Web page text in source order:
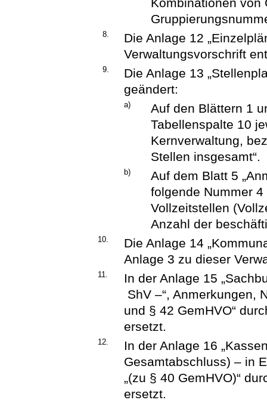
8.
Die Anlage 12
Verwaltungsvorschrift
9.
Die Anlage 13
geändert:
a)
Auf den Blättern 1
Tabellenspalte 10
Kernverwaltung,
Stellen insgesamt“.
b)
Auf dem Blatt 5
folgende Nummer
Vollzeitstellen
Anzahl der
10.
Die Anlage 14
Anlage 3 zu dieser
11.
In der Anlage 15
ShV –“, Anmerkungen,
und § 42 GemHVO“
ersetzt.
12.
In der Anlage 16
Gesamtabschluss) – in
„(zu § 40 GemHVO)“
ersetzt.